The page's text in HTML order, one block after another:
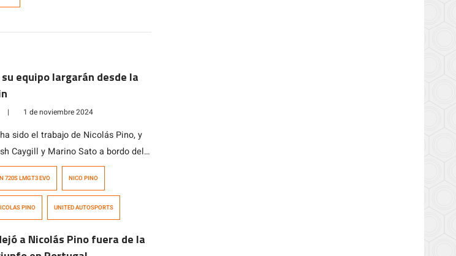
equipo largarán desde la
| 1 de noviembre 2024
sido el trabajo de Nicolás Pino, y
Caygill y Marino Sato a bordo del
Evo #95 del equipo United
fecha del Campeonato Mundial de
A la hora de clasificar, Caygill
720S LMGT3 EVO NICO PINO
PINO UNITED AUTOSPORTS
a Nicolás Pino fuera de la